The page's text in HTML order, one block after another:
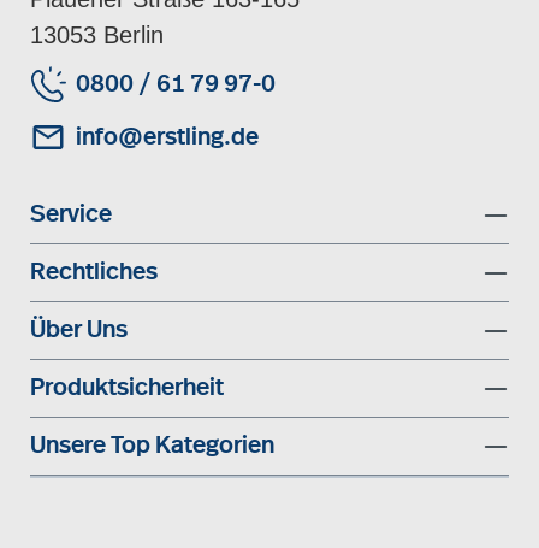
13053 Berlin
0800 / 61 79 97-0
info@erstling.de
Service
Rechtliches
Über Uns
Produktsicherheit
Unsere Top Kategorien